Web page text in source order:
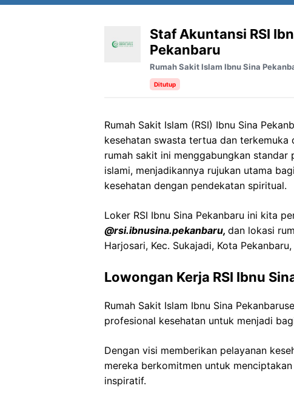
Staf Akuntansi RSI
Pekanbaru
Rumah Sakit Islam Ibnu Sina
Ditutup
Rumah Sakit Islam (RSI) Ibnu Sina
kesehatan swasta tertua dan terkemuka
rumah sakit ini menggabungkan
islami, menjadikannya rujukan utama
kesehatan dengan pendekatan spiritual.
Loker RSI Ibnu Sina Pekanbaru ini kita
@rsi.ibnusina.pekanbaru, dan lokasi
Harjosari, Kec. Sukajadi, Kota
Lowongan Kerja RSI Ibnu
Rumah Sakit Islam Ibnu Sina
profesional kesehatan untuk menjadi
Dengan visi memberikan pelayanan
mereka berkomitmen untuk
inspiratif.